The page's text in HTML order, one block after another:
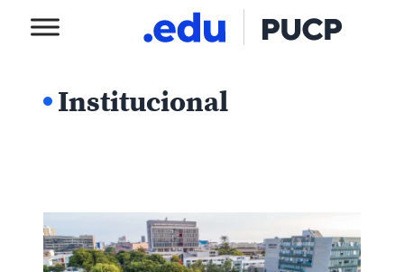
Institucional